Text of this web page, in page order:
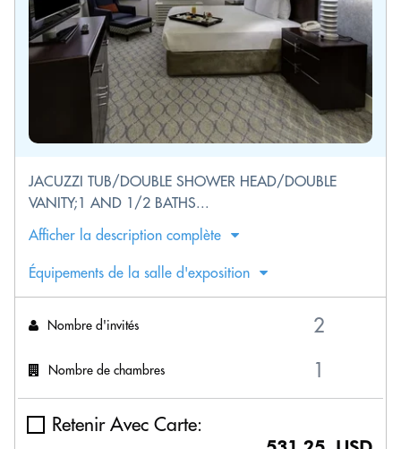
JACUZZI TUB/DOUBLE SHOWER HEAD/DOUBLE
VANITY;1 AND 1/2 BATHS...
Afficher la description complète
Équipements de la salle d'exposition
Nombre d'invités
Nombre de chambres
Retenir Avec Carte: